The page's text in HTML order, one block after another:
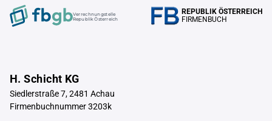
Verrechnungstelle
Republik Österreich
REPUBLIK ÖSTERREICH
FIRMENBUCH
H. Schicht KG
Siedlerstraße 7, 2481 Achau
Firmenbuchnummer 3203k